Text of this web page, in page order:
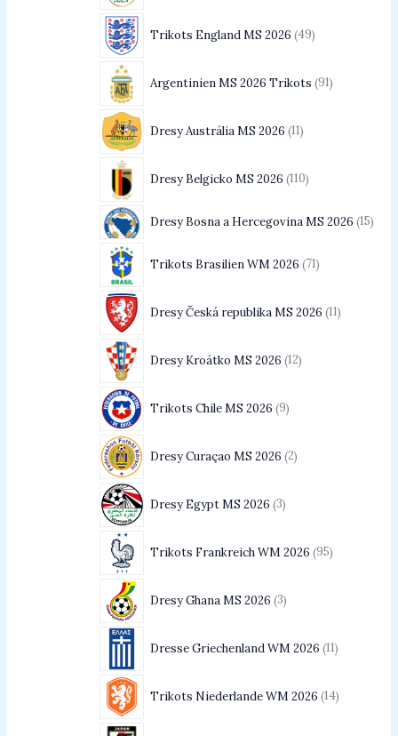
Trikots England MS 2026 49
Argentinien MS 2026 Trikots 91
Dresy Austrália MS 2026 11
Dresy Belgicko MS 2026 110
Dresy Bosna a Hercegovina MS 2026 15
Trikots Brasilien WM 2026 71
Dresy Česká republika MS 2026 11
Dresy Kroátko MS 2026 12
Trikots Chile MS 2026 9
Dresy Curaçao MS 2026 2
Dresy Egypt MS 2026 3
Trikots Frankreich WM 2026 95
Dresy Ghana MS 2026 3
Dresse Griechenland WM 2026 11
Trikots Niederlande WM 2026 14